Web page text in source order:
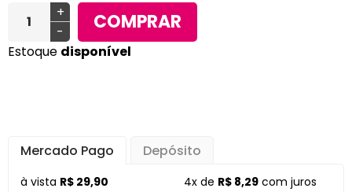
+
-
COMPRAR
Estoque disponível
Mercado Pago Depósito
à vista R$ 29,90
4x de R$ 8,29 com juros